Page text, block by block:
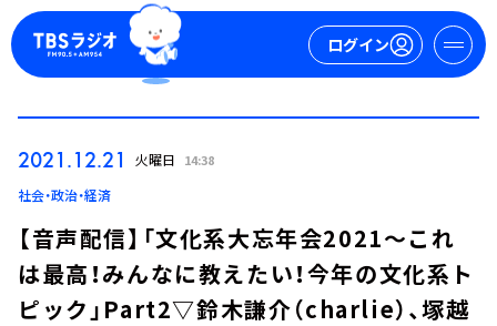
ログイン
2021.12.21 火曜日 14:38
社会・政治・経済
【音声配信】「文化系大忘年会2021～これ
は最高！みんなに教えたい！今年の文化系ト
ピック」Part2▽鈴木謙介（charlie）、塚越